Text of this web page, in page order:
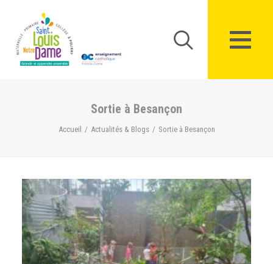
Sortie à Besançon
Accueil Actualités & Blogs Sortie à Besançon